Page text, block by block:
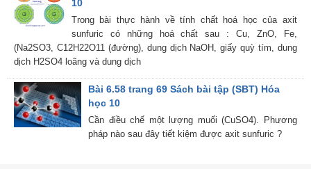
10
Trong bài thực hành về tính chất hoá học của axit
sunfuric có những hoá chất sau : Cu, ZnO, Fe,
(Na2SO3, C12H22O11 (đường), dung dịch NaOH, giấy quỳ tím, dung
dịch H2SO4 loãng và dung dịch
Bài 6.58 trang 69 Sách bài tập (SBT) Hóa
học 10
Cần điều chế một lượng muối (CuSO4). Phương
pháp nào sau đây tiết kiệm được axit sunfuric ?